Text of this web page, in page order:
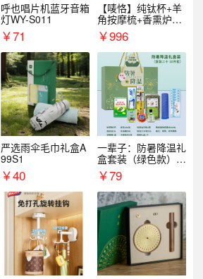
呼也唱片机蓝牙音箱
灯WY-S011
￥71
【唛恪】纯钛杯+羊
角按摩梳+香熏炉
+气垫梳
￥996
严选雨伞毛巾礼盒A
99S1
￥40
一辈子：防暑降温礼
盒套装（绿色款）支
持自由搭配
￥79